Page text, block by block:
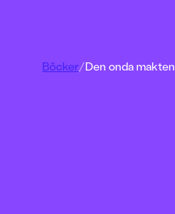
Böcker/Den onda makten